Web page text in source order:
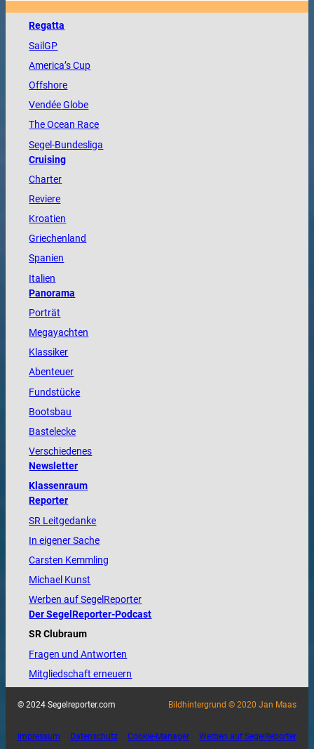
Regatta
SailGP
America’s Cup
Offshore
VendéeGlobe
TheOcean Race
Segel-Bundesliga
Cruising
Charter
Reviere
Kroatien
Griechenland
Spanien
Italien
Panorama
Porträt
Megayachten
Klassiker
Abenteuer
Fundstücke
Bootsbau
Bastelecke
Verschiedenes
Newsletter
Klassenraum
Reporter
SR Leitgedanke
In eigener Sache
Carsten Kemmling
Michael Kunst
Werben auf SegelReporter
Der SegelReporter-Podcast
SR Clubraum
Fragen und Antworten
Mitgliedschaft erneuern
© 2024 Segelreporter.com Bildhintergrund © 2020 Jan Maas
Impressum Datenschutz Cookie-Manager Werben auf SegelReporter